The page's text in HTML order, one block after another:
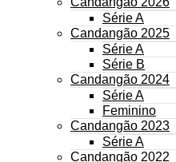
Série A
Candangão 2025
Série A
Série B
Candangão 2024
Série A
Feminino
Candangão 2023
Série A
Candangão 2022